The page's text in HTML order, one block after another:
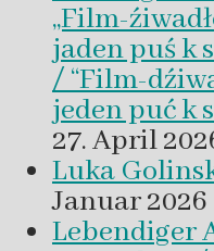
„Film-
jaden puś k
/ “Film-
jeden puć k
27. April
Luka
Januar 2026
Lebendiger